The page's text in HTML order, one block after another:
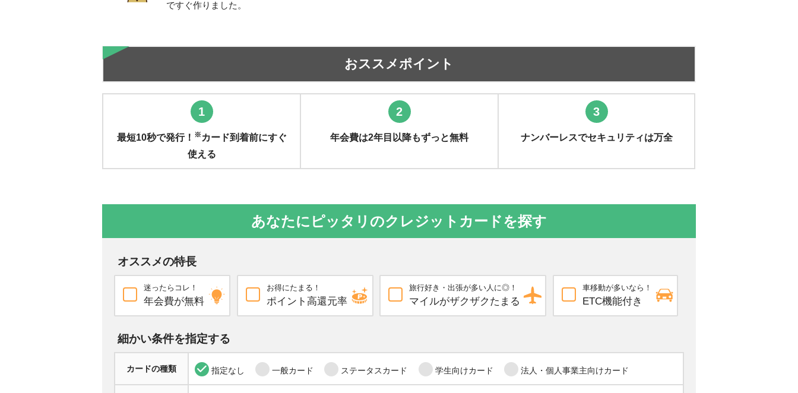
ですぐ作りました。
おススメポイント
1
最短10秒で発行！ ※ カード到着前にすぐ
使える
2
年会費は2年目以降もずっと無料
3
ナンバーレスでセキュリティは万全
あなたにピッタリのクレジットカードを探す
オススメの特長
迷ったらコレ！
年会費が無料
お得にたまる！
ポイント高還元率
旅行好き・出張が多い人に◎！
マイルがザクザクたまる
車移動が多いなら！
ETC機能付き
細かい条件を指定する
カードの種類 指定なし 一般カード ステータスカード 学生向けカード 法人・個人事業主向けカード